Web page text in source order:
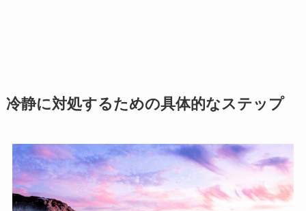
冷静に対処するための具体的なステップ